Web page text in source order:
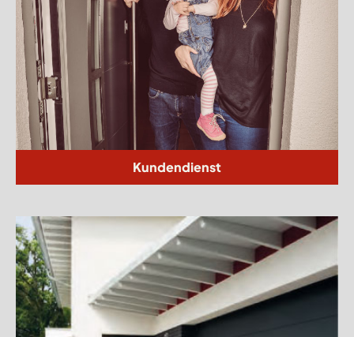
Kundendienst